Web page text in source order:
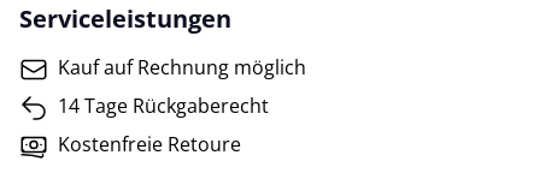
Serviceleistungen
Kauf auf Rechnung möglich
14 Tage Rückgaberecht
Kostenfreie Retoure